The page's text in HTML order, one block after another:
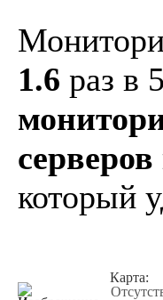
1.6 раз в
серверов
который
Карта: